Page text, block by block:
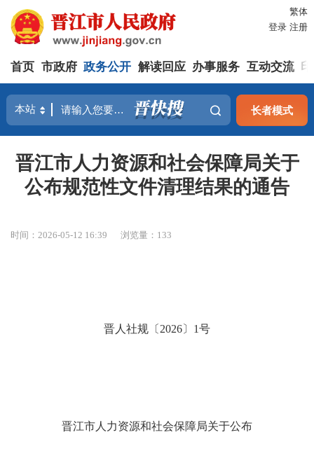
繁体
登录 注册
首页 市政府 政务公开 解读回应 办事服务 互动交流
长者模式
晋江市人力资源和社会保障局关于
公布规范性文件清理结果的通告
时间：2026-05-12 16:39 浏览量： 133
晋 人社规 〔 2026〕 1号
晋江市人力资源和社会保障局关于公布